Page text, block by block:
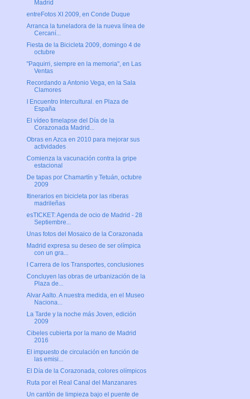
Madrid
entreFotos XI 2009, en Conde Duque
Arranca la tuneladora de la nueva línea de
Cercaní...
Fiesta de la Bicicleta 2009, domingo 4 de
octubre
"Paquirri, siempre en la memoria", en Las
Ventas
Recordando a Antonio Vega, en la Sala
Clamores
I Encuentro Intercultural. en Plaza de
España
El vídeo timelapse del Día de la
Corazonada Madrid...
Obras en Azca en 2010 para mejorar sus
actividades
Comienza la vacunación contra la gripe
estacional
De tapas por Chamartín y Tetuán, octubre
2009
Itinerarios en bicicleta por las riberas
madrileñas
esTICKET: Agenda de ocio de Madrid - 28
Septiembre...
Unas fotos del Mosaico de la Corazonada
Madrid expresa su deseo de ser olímpica
con un gra...
I Carrera de los Transportes, conclusiones
Concluyen las obras de urbanización de la
Plaza de...
Alvar Aalto. A nuestra medida, en el Museo
Naciona...
La Tarde y la noche más Joven, edición
2009
Cibeles cubierta por la mano de Madrid
2016
El impuesto de circulación en función de
las emisi...
El Día de la Corazonada, colores olímpicos
Ruta por el Real Canal del Manzanares
Un cantón de limpieza bajo el puente de